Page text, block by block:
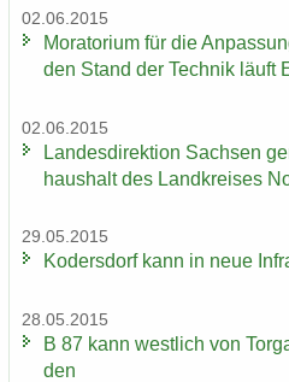
02.06.2015
Mo­ra­to­ri­um für die
den Stand der Tech­nik läuft
02.06.2015
Lan­des­di­rek­ti­on Sach­sen
haus­halt des Land­krei­ses
29.05.2015
Ko­ders­dorf kann in neue
28.05.2015
B 87 kann west­lich von
den